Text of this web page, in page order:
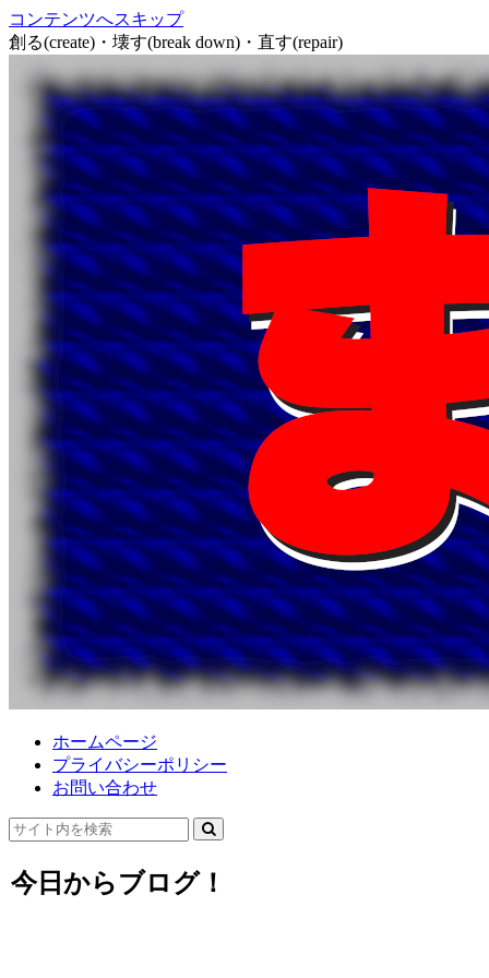
コンテンツへスキップ
創る(create)・壊す(break down)・直す(repair)
ホームページ
プライバシーポリシー
お問い合わせ
今日からブログ！